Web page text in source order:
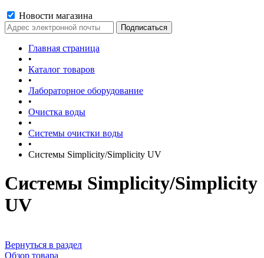
Новости магазина
Главная страница
•
Каталог товаров
•
Лабораторное оборудование
•
Очистка воды
•
Системы очистки воды
•
Системы Simplicity/Simplicity UV
Системы Simplicity/Simplicity
UV
Вернуться в раздел
Обзор товара